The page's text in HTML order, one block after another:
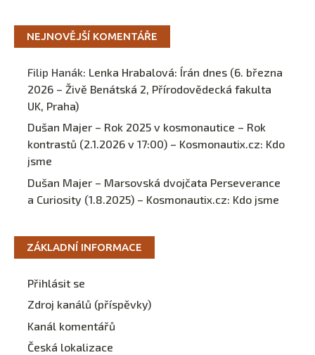
NEJNOVĚJŠÍ KOMENTÁŘE
Filip Hanák: Lenka Hrabalová: Írán dnes (6. března
2026 – Živě Benátská 2, Přírodovědecká fakulta
UK, Praha)
Dušan Majer – Rok 2025 v kosmonautice – Rok
kontrastů (2.1.2026 v 17:00) – Kosmonautix.cz: Kdo
jsme
Dušan Majer – Marsovská dvojčata Perseverance
a Curiosity (1.8.2025) – Kosmonautix.cz: Kdo jsme
ZÁKLADNÍ INFORMACE
Přihlásit se
Zdroj kanálů (příspěvky)
Kanál komentářů
Česká lokalizace